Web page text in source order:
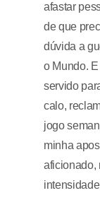
afastar
de que
dúvida a
o Mundo.
servido
calo,
jogo
minha
aficionado,